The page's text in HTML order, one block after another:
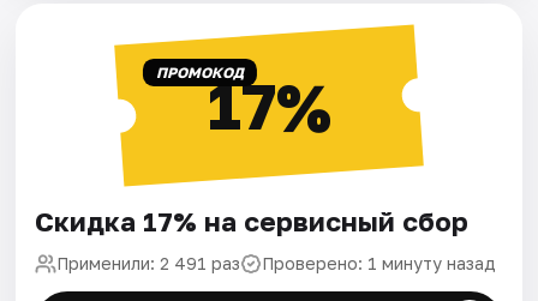
ПРОМОКОД17%
Скидка 17% на сервисный сбор
Применили: 2 491 раз Проверено: 1 минуту назад